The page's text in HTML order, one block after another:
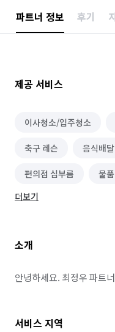
파트너 정보 후기
제공 서비스
이사청소/입주청소
축구 레슨 음식배
편의점 심부름 물
기타 심부름
소형물건 배달 심부름
피트니스·스포츠 알바
더보기
소개
안녕하세요. 최정우 파트
서비스 지역